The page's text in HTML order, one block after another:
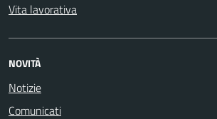
Vita lavorativa
NOVITÀ
Notizie
Comunicati